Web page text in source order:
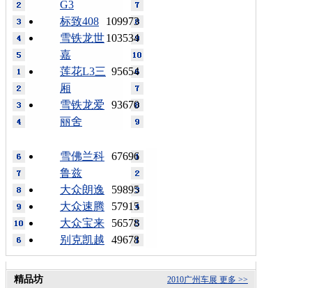
G3
109973
标致408
103534
雪铁龙世
嘉
95654
莲花L3三
厢
93670
雪铁龙爱
丽舍
67696
雪佛兰科
鲁兹
59895
大众朗逸
57915
大众速腾
56578
大众宝来
49678
别克凯越
更多 >>
2010广州车展
精品坊